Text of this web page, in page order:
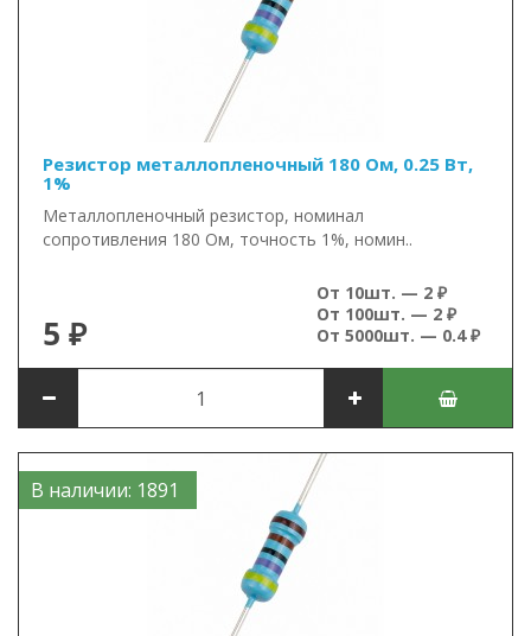
Резистор металлопленочный 180 Ом, 0.25 Вт,
1%
Металлопленочный резистор, номинал
сопротивления 180 Ом, точность 1%, номин..
5 ₽
От 10шт. — 2 ₽
От 100шт. — 2 ₽
От 5000шт. — 0.4 ₽
В наличии: 1891